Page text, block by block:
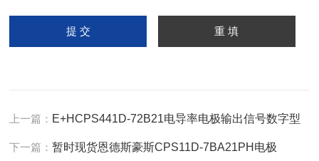
上一篇： E+HCPS441D-72B21电导率电极输出信号数字型
下一篇：暂时现货恩德斯豪斯CPS11D-7BA21PH电极